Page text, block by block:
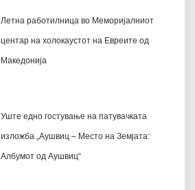
Летна работилница во Меморијалниот
центар на холокаустот на Евреите од
Македонија
Уште едно гостување на патувачката
изложба „Аушвиц – Место на Земјата:
Албумот од Аушвиц“